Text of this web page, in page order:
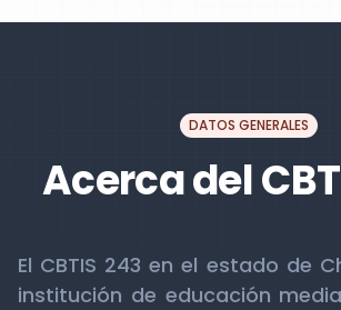
DATOS GENERALES
Acerca del
El CBTIS 243 en el estado de
institución de educación